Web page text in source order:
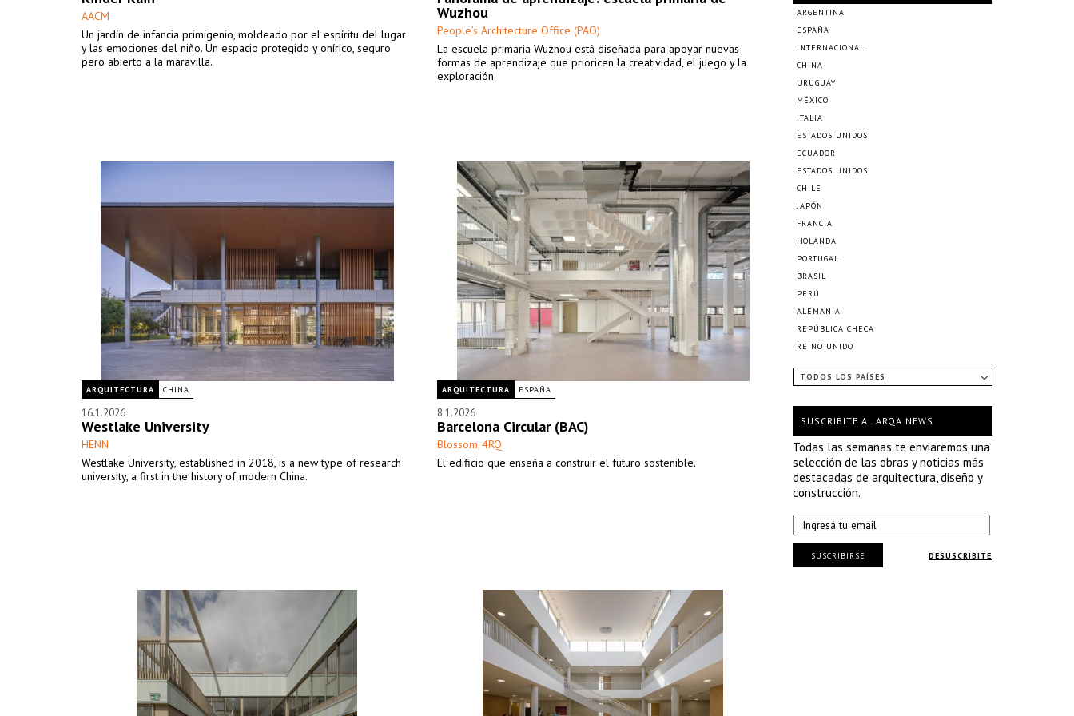
AACM
Un jardín de infancia primigenio, moldeado por el espíritu del lugar
y las emociones del niño. Un espacio protegido y onírico, seguro
pero abierto a la maravilla.
Wuzhou
People’s Architecture Office (PAO)
La escuela primaria Wuzhou está diseñada para apoyar nuevas
formas de aprendizaje que prioricen la creatividad, el juego y la
exploración.
ARQUITECTURA CHINA
16.1.2026
Westlake University
HENN
Westlake University, established in 2018, is a new type of research
university, a first in the history of modern China.
ARQUITECTURA ESPAÑA
8.1.2026
Barcelona Circular (BAC)
Blossom, 4RQ
El edificio que enseña a construir el futuro sostenible.
ARGENTINA
ESPAÑA
INTERNACIONAL
CHINA
URUGUAY
MÉXICO
ITALIA
ESTADOS UNIDOS
ECUADOR
ESTADOS UNIDOS
CHILE
JAPÓN
FRANCIA
HOLANDA
PORTUGAL
BRASIL
PERÚ
ALEMANIA
REPÚBLICA CHECA
REINO UNIDO
TODOS LOS PAÍSES
SUSCRIBITE AL ARQA NEWS
Todas las semanas te enviaremos una
selección de las obras y noticias más
destacadas de arquitectura, diseño y
construcción.
DESUSCRIBITE
SUSCRIBIRSE